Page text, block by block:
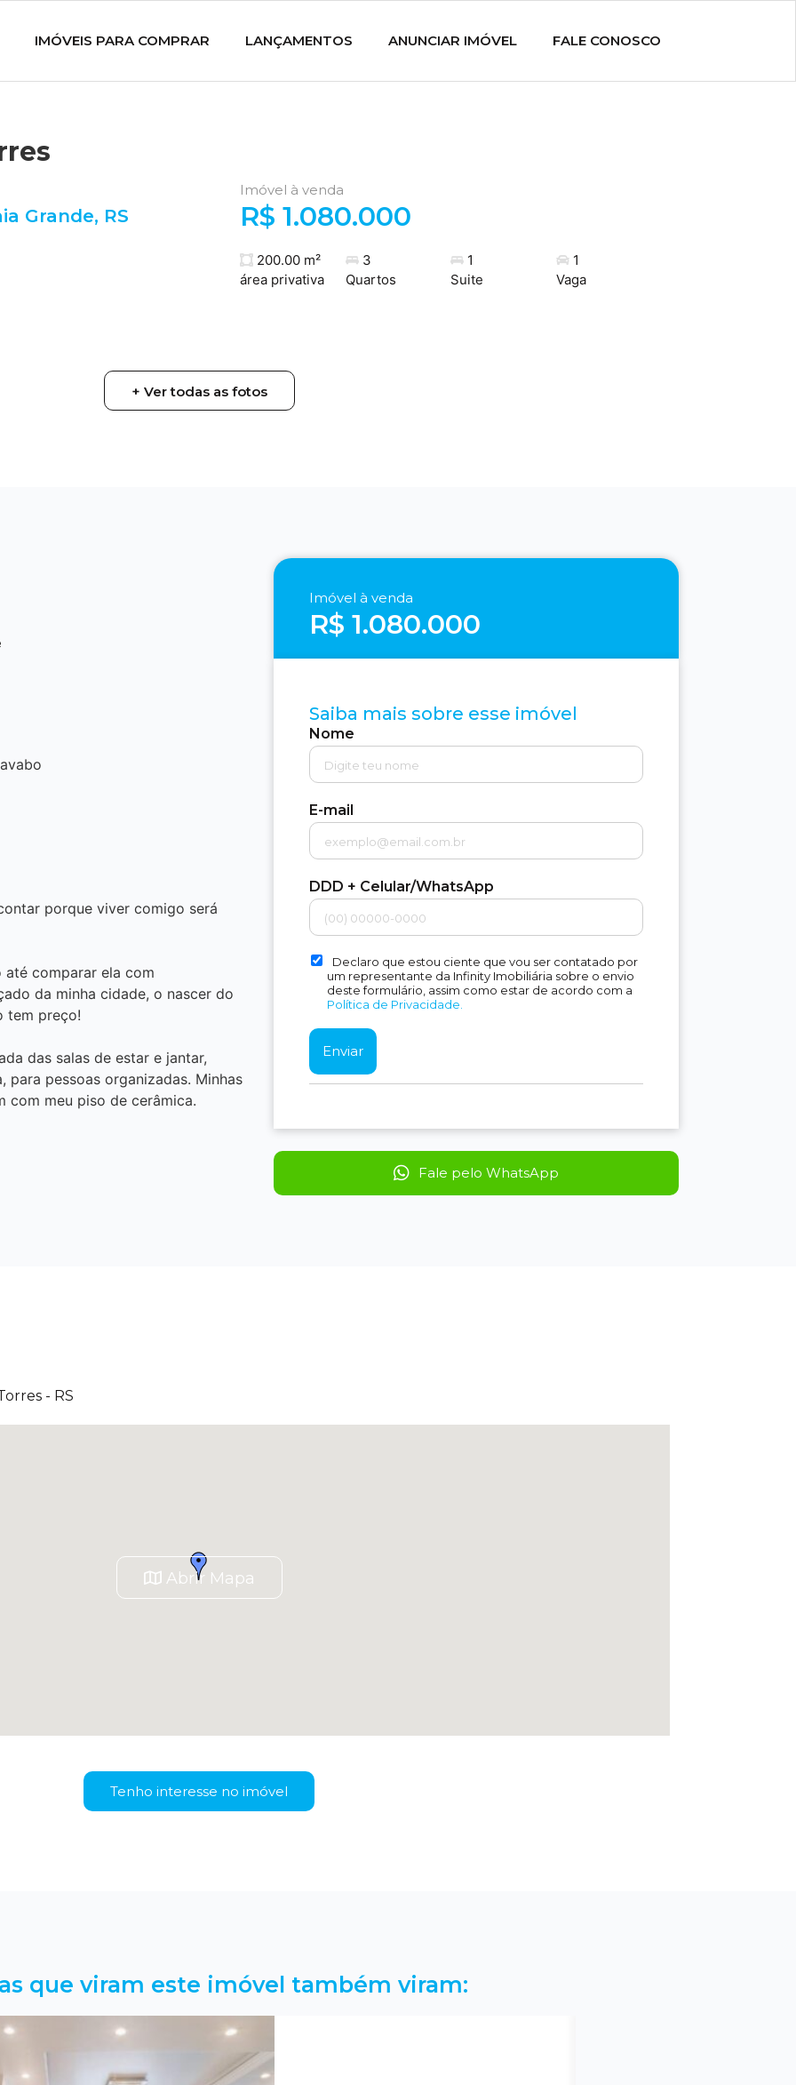
IMÓVEIS PARA COMPRAR LANÇAMENTOS ANUNCIAR IMÓVEL FALE CONOSCO
Grande, RS
Imóvel à venda
R$ 1.080.000
200.00 m²
área privativa
3
Quartos
1
Suite
1
Vaga
+ Ver todas as fotos
porque viver comigo será
até comparar ela com
da minha cidade, o nascer do
tem preço!
das salas de estar e jantar,
para pessoas organizadas. Minhas
com meu piso de cerâmica.
Imóvel à venda
R$ 1.080.000
Saiba mais sobre esse imóvel
Nome
E-mail
DDD + Celular/WhatsApp
Declaro que estou ciente que vou ser contatado por
um representante da Infinity Imobiliária sobre o envio
deste formulário, assim como estar de acordo com a
Política de Privacidade.
Fale pelo WhatsApp
- RS
Abrir Mapa
Tenho interesse no imóvel
que viram este imóvel também viram: